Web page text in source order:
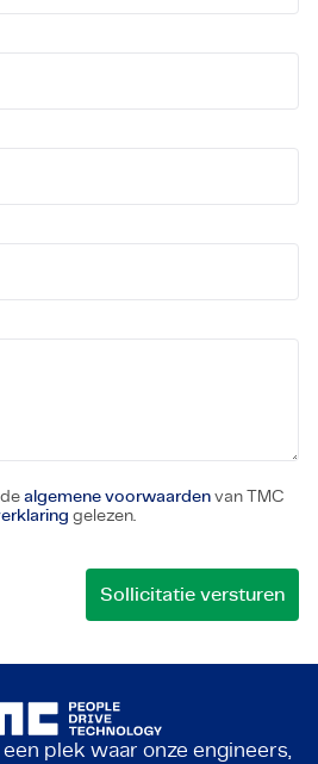
algemene voorwaarden van TMC
gelezen.
plek waar onze engineers,